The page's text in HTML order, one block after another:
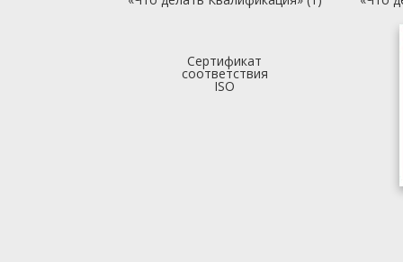
Сертификат
соответствия
ISO